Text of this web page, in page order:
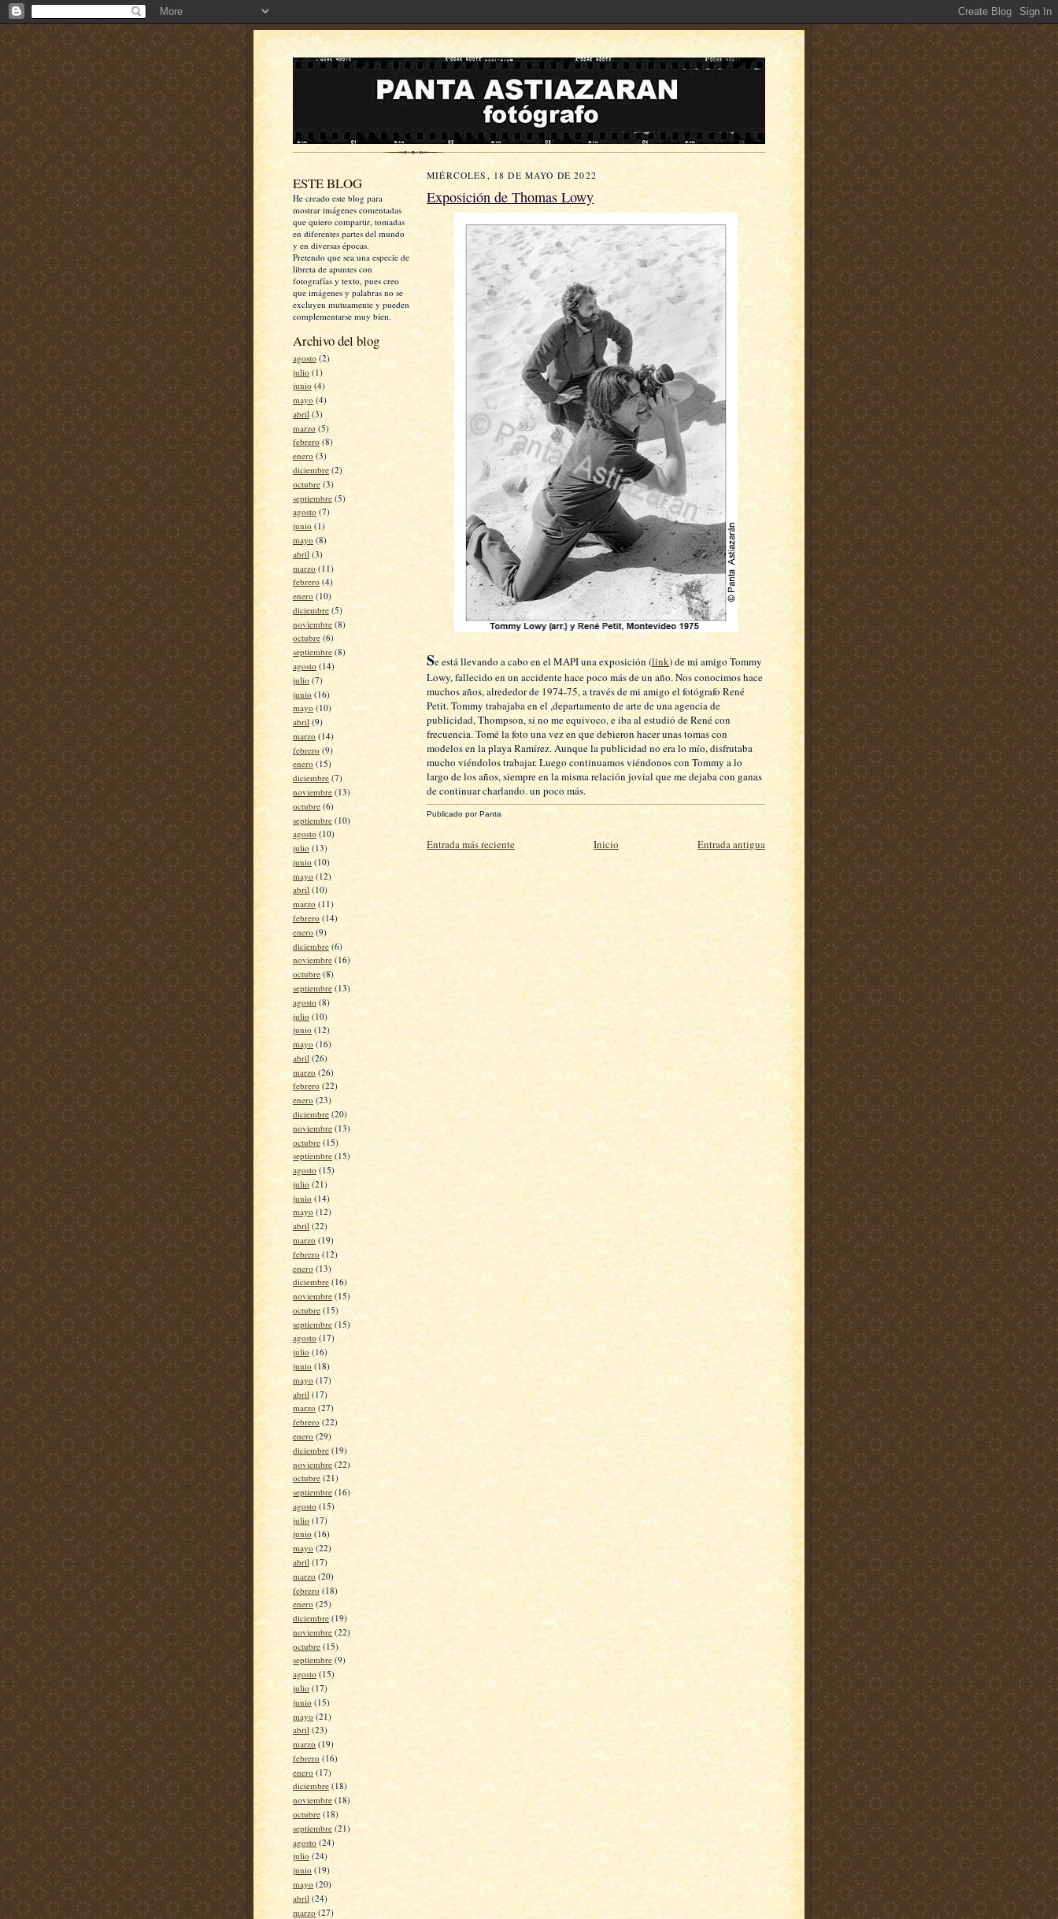
ESTE BLOG
He creado este blog para
mostrar imágenes comentadas
que quiero compartir, tomadas
en diferentes partes del mundo
y en diversas épocas.
Pretendo que sea una especie de
libreta de apuntes con
fotografías y texto, pues creo
que imágenes y palabras no se
excluyen mutuamente y pueden
complementarse muy bien.
Archivo del blog
agosto (2)
julio (1)
junio (4)
mayo (4)
abril (3)
marzo (5)
febrero (8)
enero (3)
diciembre (2)
octubre (3)
septiembre (5)
agosto (7)
junio (1)
mayo (8)
abril (3)
marzo (11)
febrero (4)
enero (10)
diciembre (5)
noviembre (8)
octubre (6)
septiembre (8)
agosto (14)
julio (7)
junio (16)
mayo (10)
abril (9)
marzo (14)
febrero (9)
enero (15)
diciembre (7)
noviembre (13)
octubre (6)
septiembre (10)
agosto (10)
julio (13)
junio (10)
mayo (12)
abril (10)
marzo (11)
febrero (14)
enero (9)
diciembre (6)
noviembre (16)
octubre (8)
septiembre (13)
agosto (8)
julio (10)
junio (12)
mayo (16)
abril (26)
marzo (26)
febrero (22)
enero (23)
diciembre (20)
noviembre (13)
octubre (15)
septiembre (15)
agosto (15)
julio (21)
junio (14)
mayo (12)
abril (22)
marzo (19)
febrero (12)
enero (13)
diciembre (16)
noviembre (15)
octubre (15)
septiembre (15)
agosto (17)
julio (16)
junio (18)
mayo (17)
abril (17)
marzo (27)
febrero (22)
enero (29)
diciembre (19)
noviembre (22)
octubre (21)
septiembre (16)
agosto (15)
julio (17)
junio (16)
mayo (22)
abril (17)
marzo (20)
febrero (18)
enero (25)
diciembre (19)
noviembre (22)
octubre (15)
septiembre (9)
agosto (15)
julio (17)
junio (15)
mayo (21)
abril (23)
marzo (19)
febrero (16)
enero (17)
diciembre (18)
noviembre (18)
octubre (18)
septiembre (21)
agosto (24)
julio (24)
junio (19)
mayo (20)
abril (24)
marzo (27)
MIÉRCOLES, 18 DE MAYO DE 2022
Exposición de Thomas Lowy
Se está llevando a cabo en el MAPI una exposición (link) de mi amigo Tommy
Lowy, fallecido en un accidente hace poco más de un año. Nos conocimos hace
muchos años, alrededor de 1974-75, a través de mi amigo el fotógrafo René
Petit. Tommy trabajaba en el ,departamento de arte de una agencia de
publicidad, Thompson, si no me equivoco, e iba al estudió de René con
frecuencia. Tomé la foto una vez en que debieron hacer unas tomas con
modelos en la playa Ramírez. Aunque la publicidad no era lo mío, disfrutaba
mucho viéndolos trabajar. Luego continuamos viéndonos con Tommy a lo
largo de los años, siempre en la misma relación jovial que me dejaba con ganas
de continuar charlando. un poco más.
Publicado porPanta
Entrada más reciente Entrada antigua
Inicio